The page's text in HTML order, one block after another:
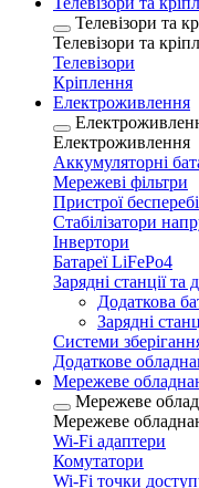
Телевізори та
Телевізори та
Телевізори
Кріплення
Електроживлення
Електроживлення
Аккумуляторні
Мережеві фільтри
Пристрої
Стабілізатори
Інвертори
Батареї LiFePo4
Зарядні станції та
Додаткова
Зарядні
Системи
Додаткове
Мережеве
Мережеве
Мережеве
Wi-Fi адаптери
Комутатори
Wi-Fi точки